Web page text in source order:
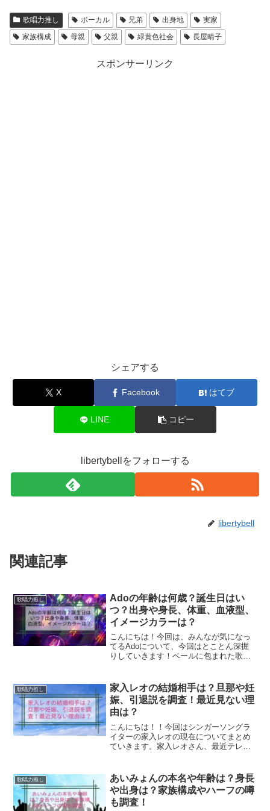
歌唱力推し ボーカル 兄弟 出身地
実家
家族構成
母親 父親 緑黄色社会 長屋晴子
スポンサーリンク
シェアする
X Facebook はてブ
LINE コピー
libertybellをフォローする
libertybell
関連記事
歌唱力推し
Adoの年齢は何歳？誕生日はい
つ？出身や身長、体重、血液型、
イメージカラーは？
こんにちは！今回は、みんなが気になっ
てるAdoについて、今回はとことん深掘
りしていきます！ベールに包まれた歌姫
て彼女の象徴とも言えるイメージカラー
まで、わかっている情報...
歌唱力推し
家入レオの結婚相手は？旦那や妊
娠、引退説を調査！最近見ない理
由は？
こんにちは！！今回はシンガーソングラ
イターの家入レオの現在についてまとめ
ていきます。家入レオさん、最近テレビ
る！？妊娠して引退するのでは！？など
最近見ない理由が、いろいろ...
歌唱力推し
あいみょんの本名や年齢は？身長
や出身は？家族構成やハーフの噂
も調査！